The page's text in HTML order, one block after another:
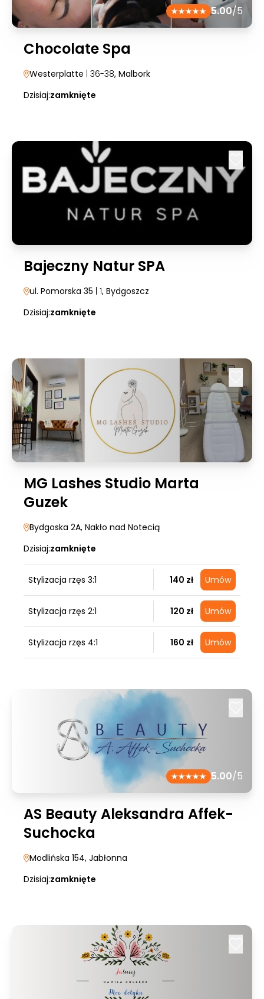
5.00/5
Chocolate Spa
Westerplatte | 36-38, Malbork
Dzisiaj:zamknięte
Bajeczny Natur SPA
ul. Pomorska 35 | 1, Bydgoszcz
Dzisiaj:zamknięte
MG Lashes Studio Marta
Guzek
Bydgoska 2A, Nakło nad Notecią
Dzisiaj:zamknięte
Stylizacja rzęs 3:1 140 zł Umów
Stylizacja rzęs 2:1 120 zł Umów
Stylizacja rzęs 4:1 160 zł Umów
5.00/5
AS Beauty Aleksandra Affek-
Suchocka
Modlińska 154, Jabłonna
Dzisiaj:zamknięte